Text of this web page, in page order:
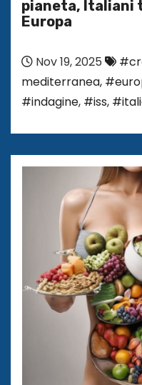
pianeta, Italiani
Europa
Nov 19, 2025
mediterranea,
#indagine, #iss,